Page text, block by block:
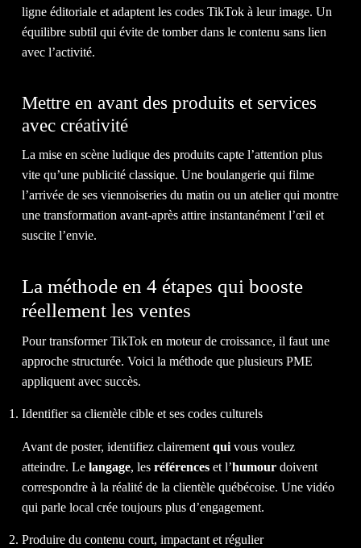
IL EST TEMPS D'OBTENIR LE
QUE VOUSMÉRITEZ.
DISCUTEZ AVEC NOUS
ligne éditoriale et adaptent les codes TikTok à leur image. Un
équilibre subtil qui évite de tomber dans le contenu sans lien
avec l’activité.
Mettre en avant des produits et services
avec créativité
La mise en scène ludique des produits capte l’attention plus
vite qu’une publicité classique. Une boulangerie qui filme
l’arrivée de ses viennoiseries du matin ou un atelier qui montre
une transformation avant-après attire instantanément l’œil et
suscite l’envie.
La méthode en 4 étapes qui booste
réellement les ventes
Pour transformer TikTok en moteur de croissance, il faut une
approche structurée. Voici la méthode que plusieurs PME
appliquent avec succès.
Identifier sa clientèle cible et ses codes culturels
Avant de poster, identifiez clairement qui vous voulez
atteindre. Le langage, les références et l’humour doivent
correspondre à la réalité de la clientèle québécoise. Une vidéo
qui parle local crée toujours plus d’engagement.
Produire du contenu court, impactant et régulier